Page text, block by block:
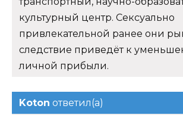
культурный центр. Сексуально
привлекательной ранее они
следствие приведёт к
личной прибыли.
Koton ответил(а)